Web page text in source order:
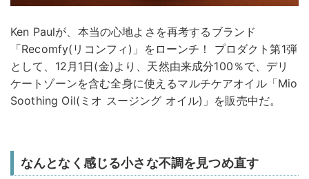
Ken Paulが、本当の心地よさを再考するブランド
「Recomfy(リコンフィ)」をローンチ！ プロダクト第1弾
として、12月1日(金)より、天然由来成分100％で、デリ
ケートゾーンを含む全身に使えるマルチケアオイル「Mio
Soothing Oil(ミオ スージング オイル)」を販売中だ。
なんとなく感じる小さな不調を見つめ直す